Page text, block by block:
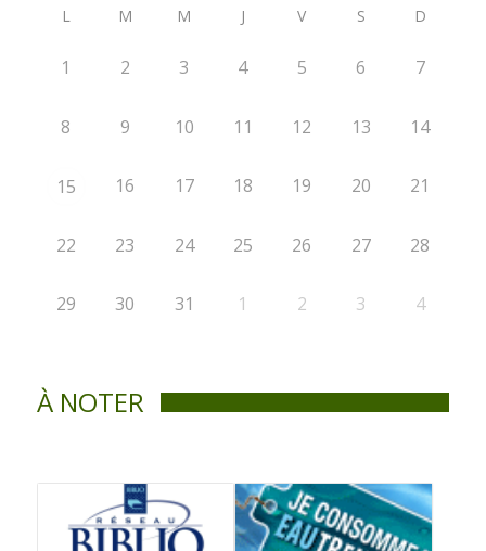
L M M J V S D
1 2 3 4 5 6 7
8 9 10 11 12 13 14
15 16 17 18 19 20 21
22 23 24 25 26 27 28
29 30 31 1 2 3 4
À NOTER